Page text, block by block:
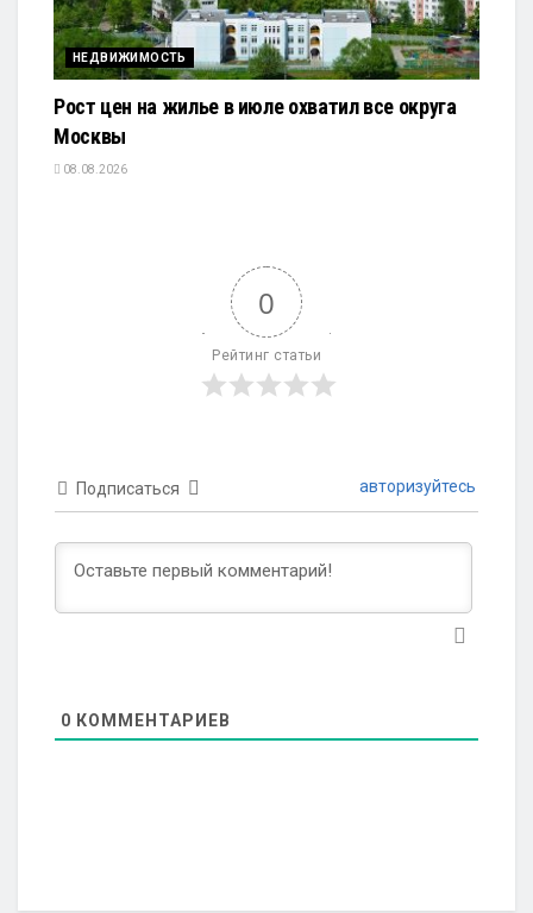
НЕДВИЖИМОСТЬ
Рост цен на жилье в июле охватил все округа
Москвы
08.08.2026
0
Рейтинг статьи
Подписаться авторизуйтесь
0 КОММЕНТАРИЕВ